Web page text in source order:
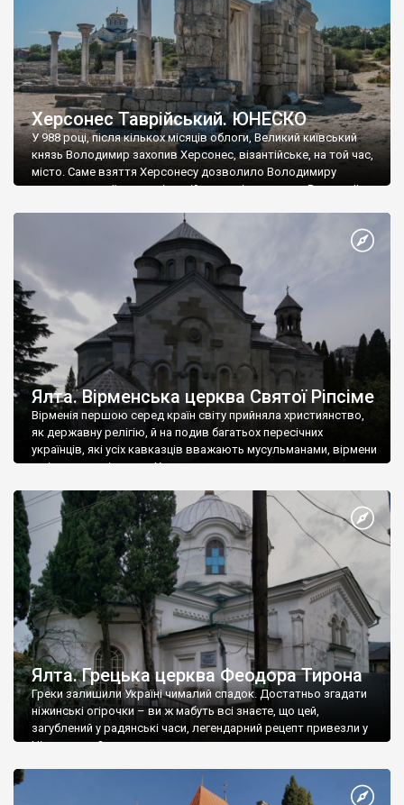
Херсонес Таврійський. ЮНЕСКО
У 988 році, після кількох місяців облоги, Великий київський
князь Володимир захопив Херсонес, візантійське, на той час,
місто. Саме взяття Херсонесу дозволило Володимиру
диктувати свої умови візантійському імператору Василю ІІ, та
Херсонесі Володимир-язичник, став Василем-християнином.
А потім було Хрещення Русі. На честь Херсонесу Таврійського
Ялта. Вірменська церква Святої Ріпсіме
Вірменія першою серед країн світу прийняла християнство,
як державну релігію, й на подив багатьох пересічних
українців, які усіх кавказців вважають мусульманами, вірмени
є відданими вірянами Христа
Ялта. Грецька церква Феодора Тирона
Греки залишили Україні чималий спадок. Достатньо згадати
ніжинські огірочки – ви ж мабуть всі знаєте, що цей,
загублений у радянські часи, легендарний рецепт привезли у
Ніжин греки?